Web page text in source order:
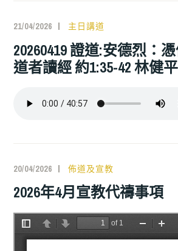
21/04/2026 主日講道
20260419 證道:安德烈：
道者讀經 約1:35-42 林健
20/04/2026 佈道及宣教
2026年4月宣教代禱事項